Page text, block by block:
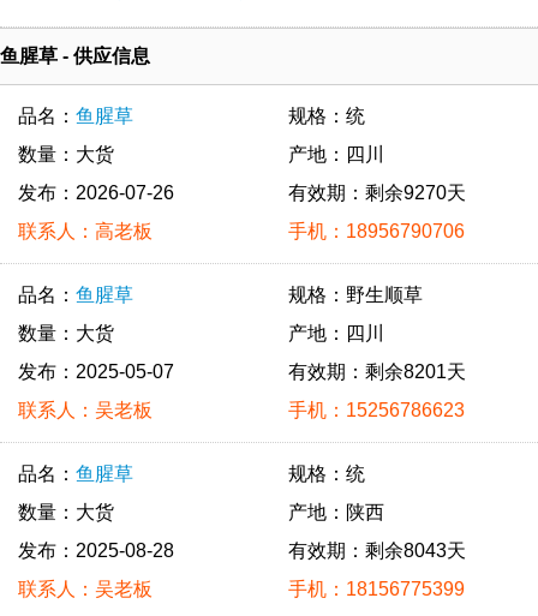
鱼腥草 - 供应信息
品名： 鱼腥草
数量：大货
发布：2026-07-26
联系人：高老板
规格：统
产地：四川
有效期：剩余9270天
手机：18956790706
品名： 鱼腥草
数量：大货
发布：2025-05-07
联系人：吴老板
规格：野生顺草
产地：四川
有效期：剩余8201天
手机：15256786623
品名： 鱼腥草
数量：大货
发布：2025-08-28
联系人：吴老板
规格：统
产地：陕西
有效期：剩余8043天
手机：18156775399